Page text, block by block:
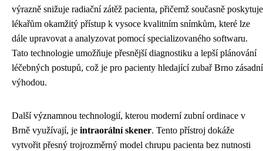
výrazně snižuje radiační zátěž pacienta, přičemž současně poskytuje
lékařům okamžitý přístup k vysoce kvalitním snímkům, které lze
dále upravovat a analyzovat pomocí specializovaného softwaru.
Tato technologie umožňuje přesnější diagnostiku a lepší plánování
léčebných postupů, což je pro pacienty hledající zubař Brno zásadní
výhodou.
Další významnou technologií, kterou moderní zubní ordinace v
Brně využívají, je intraorální skener. Tento přístroj dokáže
vytvořit přesný trojrozměrný model chrupu pacienta bez nutnosti